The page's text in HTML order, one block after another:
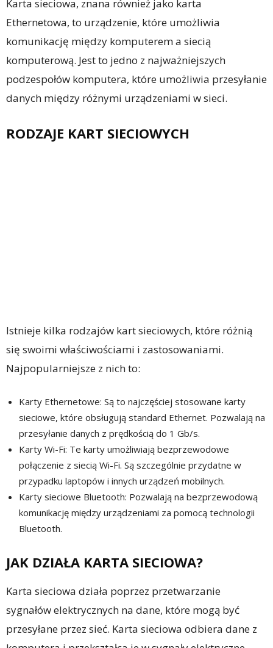
Karta sieciowa, znana również jako karta
Ethernetowa, to urządzenie, które umożliwia
komunikację między komputerem a siecią
komputerową. Jest to jedno z najważniejszych
podzespołów komputera, które umożliwia przesyłanie
danych między różnymi urządzeniami w sieci.
RODZAJE KART SIECIOWYCH
Istnieje kilka rodzajów kart sieciowych, które różnią
się swoimi właściwościami i zastosowaniami.
Najpopularniejsze z nich to:
Karty Ethernetowe: Są to najczęściej stosowane karty
sieciowe, które obsługują standard Ethernet. Pozwalają na
przesyłanie danych z prędkością do 1 Gb/s.
Karty Wi-Fi: Te karty umożliwiają bezprzewodowe
połączenie z siecią Wi-Fi. Są szczególnie przydatne w
przypadku laptopów i innych urządzeń mobilnych.
Karty sieciowe Bluetooth: Pozwalają na bezprzewodową
komunikację między urządzeniami za pomocą technologii
Bluetooth.
JAK DZIAŁA KARTA SIECIOWA?
Karta sieciowa działa poprzez przetwarzanie
sygnałów elektrycznych na dane, które mogą być
przesyłane przez sieć. Karta sieciowa odbiera dane z